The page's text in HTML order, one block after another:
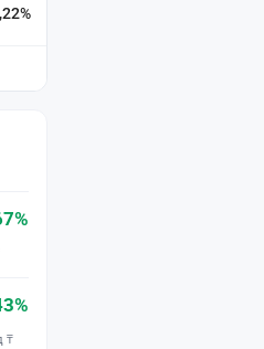
₸